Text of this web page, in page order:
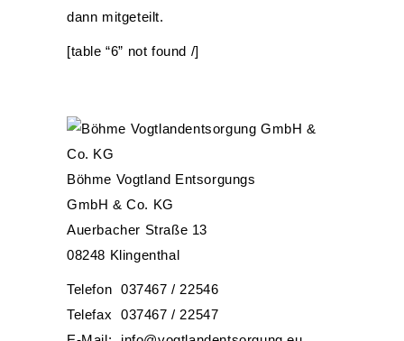
dann mitgeteilt.
[table “6” not found /]
Böhme Vogtland Entsorgungs
GmbH & Co. KG
Auerbacher Straße 13
08248 Klingenthal
Telefon 037467 / 22546
Telefax
037467 / 22547